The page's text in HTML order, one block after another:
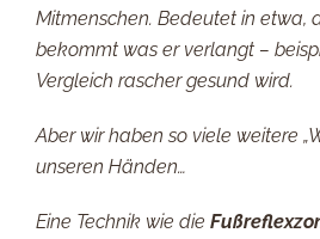
Mitmenschen. Bedeutet in etwa,
bekommt was er verlangt –
Vergleich rascher gesund wird.
Aber wir haben so viele weitere
unseren Händen…
Eine Technik wie die